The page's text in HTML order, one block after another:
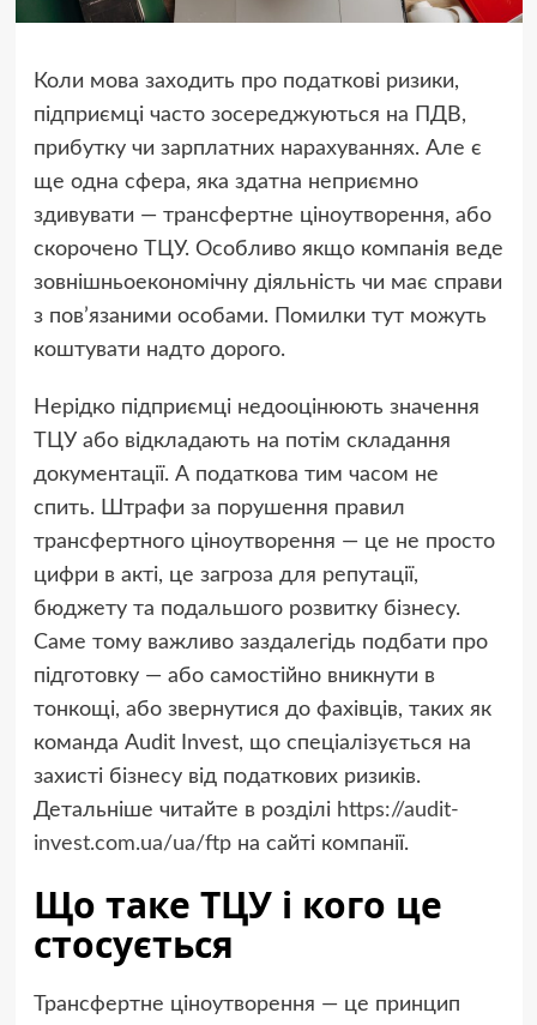
Коли мова заходить про податкові ризики,
підприємці часто зосереджуються на ПДВ,
прибутку чи зарплатних нарахуваннях. Але є
ще одна сфера, яка здатна неприємно
здивувати — трансфертне ціноутворення, або
скорочено ТЦУ. Особливо якщо компанія веде
зовнішньоекономічну діяльність чи має справи
з пов’язаними особами. Помилки тут можуть
коштувати надто дорого.
Нерідко підприємці недооцінюють значення
ТЦУ або відкладають на потім складання
документації. А податкова тим часом не
спить. Штрафи за порушення правил
трансфертного ціноутворення — це не просто
цифри в акті, це загроза для репутації,
бюджету та подальшого розвитку бізнесу.
Саме тому важливо заздалегідь подбати про
підготовку — або самостійно вникнути в
тонкощі, або звернутися до фахівців, таких як
команда Audit Invest, що спеціалізується на
захисті бізнесу від податкових ризиків.
Детальніше читайте в розділі https://audit-
invest.com.ua/ua/ftpна сайті компанії.
Що таке ТЦУ і кого це
стосується
Трансфертне ціноутворення — це принцип